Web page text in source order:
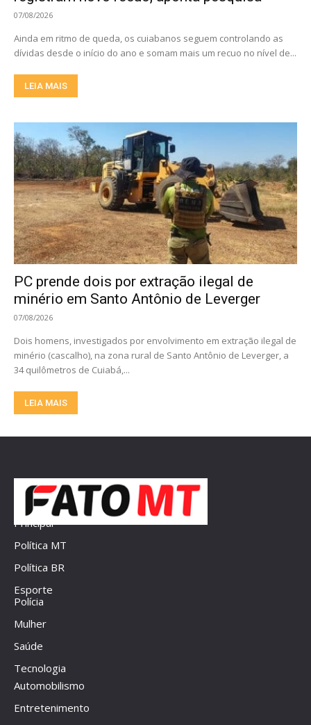
07/08/2026
Ainda em ritmo de queda, os cuiabanos seguem controlando as
dívidas desde o início do ano e somam mais um recuo no nível de...
LEIA MAIS
PC prende dois por extração ilegal de
minério em Santo Antônio de Leverger
07/08/2026
Dois homens, investigados por envolvimento em extração ilegal de
minério (cascalho), na zona rural de Santo Antônio de Leverger, a
34 quilômetros de Cuiabá,...
LEIA MAIS
Principal
Política MT
Política BR
Esporte
Polícia
Mulher
Saúde
Tecnologia
Automobilismo
Entretenimento